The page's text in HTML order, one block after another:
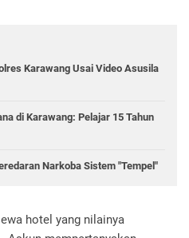
Karawang Usai Video Asusila
di Karawang: Pelajar 15 Tahun
Narkoba Sistem "Tempel"
hotel yang nilainya